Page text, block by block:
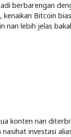
berbarengan
Bitcoin
nan lebih jelas
konten nan
investasi